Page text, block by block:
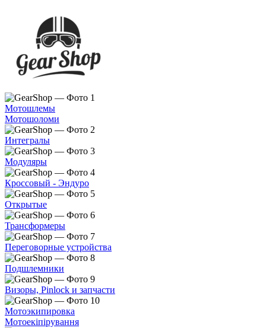
Мотошлемы
Мотошоломи
Интегралы
Модуляры
Кроссовый - Эндуро
Открытые
Трансформеры
Переговорные устройства
Подшлемники
Визоры, Pinlock и запчасти
Мотоэкипировка
Мотоекіпірування